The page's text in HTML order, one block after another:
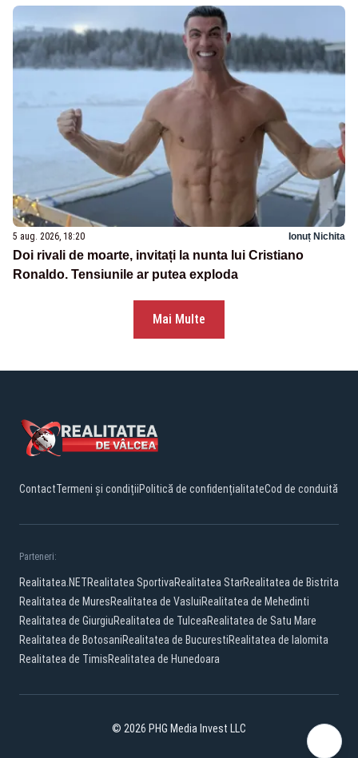
5 aug. 2026, 18:20 Ionuț Nichita
Doi rivali de moarte, invitați la nunta lui Cristiano
Ronaldo. Tensiunile ar putea exploda
Mai Multe
ContactTermeni și condițiiPolitică de confidențialitateCod de conduită
Parteneri:
Realitatea.NETRealitatea SportivaRealitatea StarRealitatea de Bistrita
Realitatea de MuresRealitatea de VasluiRealitatea de Mehedinti
Realitatea de GiurgiuRealitatea de TulceaRealitatea de Satu Mare
Realitatea de BotosaniRealitatea de BucurestiRealitatea de Ialomita
Realitatea de TimisRealitatea de Hunedoara
© 2026 PHG Media Invest LLC